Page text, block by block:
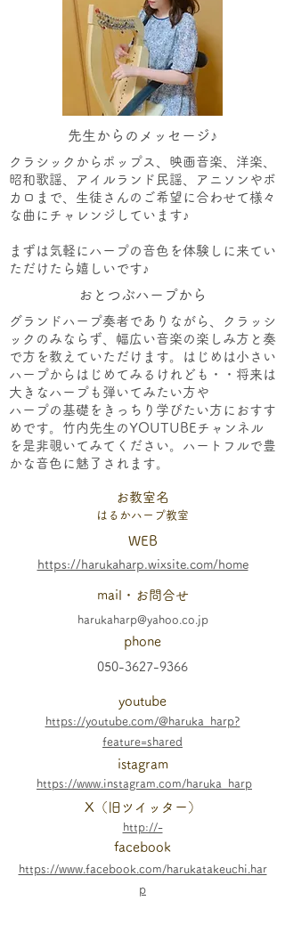
先生からのメッセージ♪
クラシックからポップス、映画音楽、洋楽、
昭和歌謡、アイルランド民謡、アニソンやボ
カロまで、生徒さんのご希望に合わせて様々
な曲にチャレンジしています♪
まずは気軽にハープの音色を体験しに来てい
ただけたら嬉しいです♪
おとつぶハープから
グランドハープ奏者でありながら、クラッシ
ックのみならず、幅広い音楽の楽しみ方と奏
で方を教えていただけます。はじめは小さい
ハープからはじめてみるけれども・・将来は
大きなハープも弾いてみたい方や
ハープの基礎をきっちり学びたい方におすす
めです。竹内先生のYOUTUBEチャンネル
を是非覗いてみてください。ハートフルで豊
かな音色に魅了されます。
​お教室名
はるかハープ教室
WEB
https://harukaharp.wixsite.com/home
mail・お問合せ
harukaharp@yahoo.co.jp
phone
050-3627-9366
youtube
https://youtube.com/@haruka_harp?
feature=shared
istagram
https://www.instagram.com/haruka_harp
X（旧ツイッター）
http://-
facebook
https://www.facebook.com/harukatakeuchi.har
p